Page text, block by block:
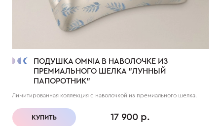
ПОДУШКА OMNIA В НАВОЛОЧКЕ ИЗ
ПРЕМИАЛЬНОГО ШЕЛКА "ЛУННЫЙ
ПАПОРОТНИК"
Лимитированная коллекция с наволочкой из премиального шелка.
КУПИТЬ 17 900 р.